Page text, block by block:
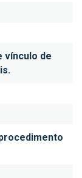
vínculo de